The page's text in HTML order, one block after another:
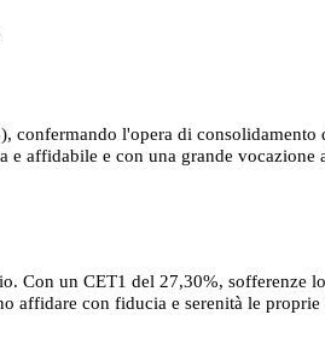
l'opera di consolidamento
affidabile e con una grande
Con un CET1 del 27,30%, sofferenze
affidare con fiducia e serenità le